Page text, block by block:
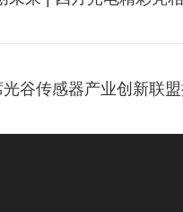
光谷传感器产业创新联